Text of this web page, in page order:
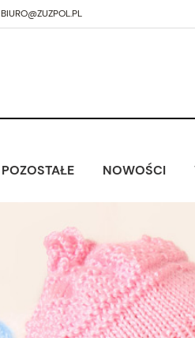
POZOSTAŁE NOWOŚCI
BIURO@ZUZPOL.PL